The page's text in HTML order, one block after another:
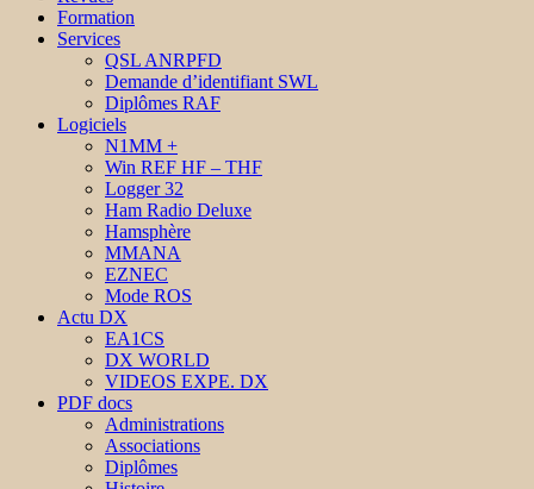
Formation
Services
QSL ANRPFD
Demande d’identifiant SWL
Diplômes RAF
Logiciels
N1MM +
Win REF HF – THF
Logger 32
Ham Radio Deluxe
Hamsphère
MMANA
EZNEC
Mode ROS
Actu DX
EA1CS
DX WORLD
VIDEOS EXPE. DX
PDF docs
Administrations
Associations
Diplômes